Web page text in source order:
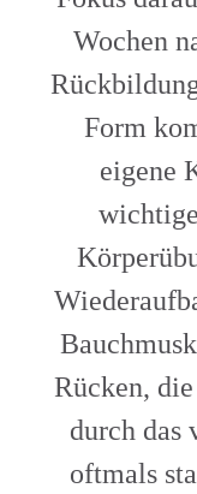
Wochen
Form
eigene
Rücken,
durch das
oftmals